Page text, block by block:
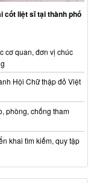
cốt liệt sĩ tại thành phố
cơ quan, đơn vị chúc
Hội Chữ thập đỏ Việt
phòng, chống tham
khai tìm kiếm, quy tập